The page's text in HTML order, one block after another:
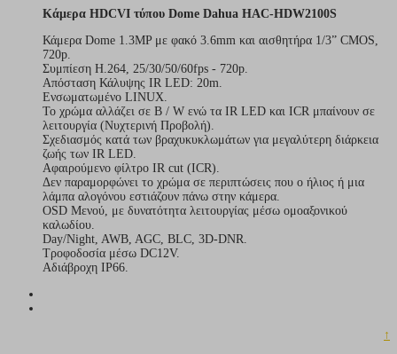
Κάμερα HDCVI τύπου Dome Dahua HAC-HDW2100S
Κάμερα Dome 1.3MP με φακό 3.6mm και αισθητήρα 1/3” CMOS,
720p.
Συμπίεση H.264, 25/30/50/60fps - 720p.
Απόσταση Κάλυψης IR LED: 20m.
Ενσωματωμένο LINUX.
Το χρώμα αλλάζει σε Β / W ενώ τα IR LED και ICR μπαίνουν σε
λειτουργία (Νυχτερινή Προβολή).
Σχεδιασμός κατά των βραχυκυκλωμάτων για μεγαλύτερη διάρκεια
ζωής των IR LED.
Αφαιρούμενο φίλτρο IR cut (ICR).
Δεν παραμορφώνει το χρώμα σε περιπτώσεις που ο ήλιος ή μια
λάμπα αλογόνου εστιάζουν πάνω στην κάμερα.
OSD Μενού, με δυνατότητα λειτουργίας μέσω ομοαξονικού
καλωδίου.
Day/Night, AWB, AGC, BLC, 3D-DNR.
Τροφοδοσία μέσω DC12V.
Αδιάβροχη IP66.
↑